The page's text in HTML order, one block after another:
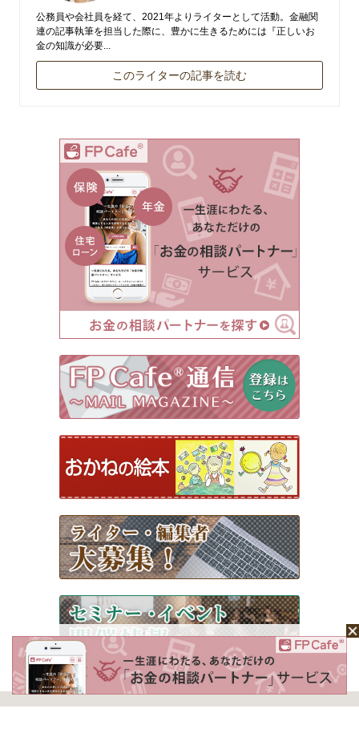
公務員や会社員を経て、2021年よりライターとして活動。金融関
連の記事執筆を担当した際に、豊かに生きるためには『正しいお
金の知識が必要...
このライターの記事を読む